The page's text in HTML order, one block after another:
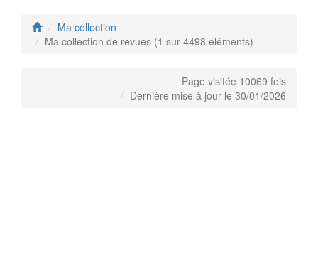
Ma collection
Ma collection de revues (1 sur 4498 éléments)
Page visitée 10069 fois
Dernière mise à jour le 30/01/2026